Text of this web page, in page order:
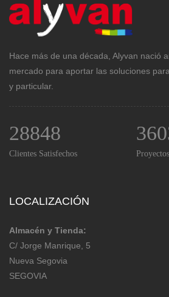
Hace más de una década, Alyvan nació
mercado para aportar las soluciones
y particular.
28848
Clientes Satisfechos Proyectos
LOCALIZACIÓN
Almacén y Tienda:
C/ Jorge Manrique, 5
Nueva Segovia
SEGOVIA